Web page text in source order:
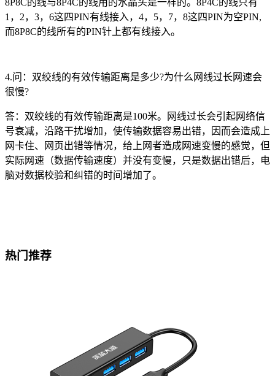
1，2，3，6这四PIN有线接入，4，5，7，8这四PIN为空PIN,
而8P8C的线所有的PIN针上都有线接入。
4.问：双绞线的有效传输距离是多少?为什么网线过长网速会
很慢?
答：双绞线的有效传输距离是100米。网线过长会引起网络信
号衰减，沿路干扰增加，使传输数据容易出错，因而会造成上
网卡住、网页出错等情况，给上网者造成网速变慢的感觉，但
实际网速（数据传输速度）并没有变慢，只是数据出错后，电
脑对数据校验和纠错的时间增加了。
热门推荐